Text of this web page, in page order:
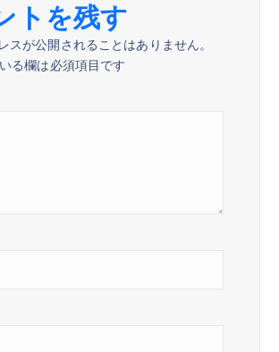
トを残す
スが公開されることはありません。
る欄は必須項目です